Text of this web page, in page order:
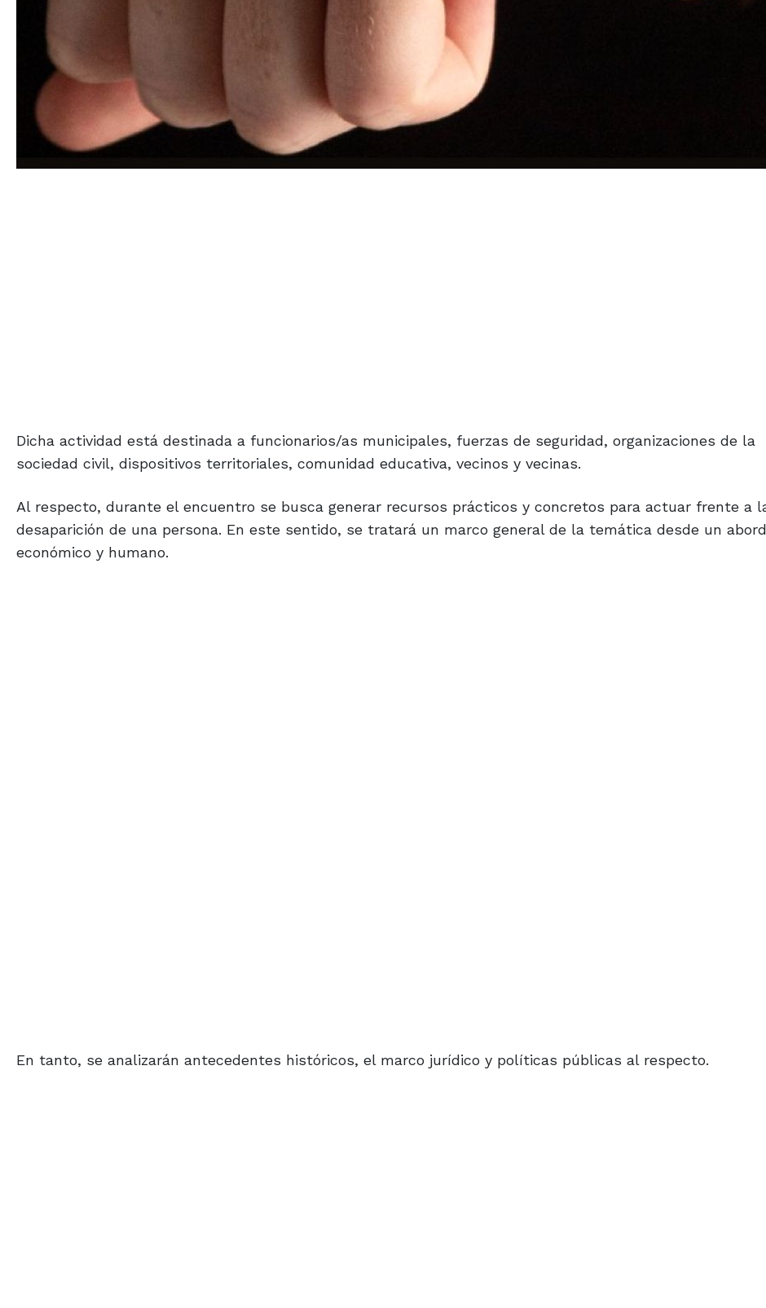
Dicha actividad está destinada a funcionarios/as municipales, fuerzas de seguridad, organizaciones de la
sociedad civil, dispositivos territoriales, comunidad educativa, vecinos y vecinas.
Al respecto, durante el encuentro se busca generar recursos prácticos y concretos para actuar frente a
desaparición de una persona. En este sentido, se tratará un marco general de la temática desde un
económico y humano.
En tanto, se analizarán antecedentes históricos, el marco jurídico y políticas públicas al respecto.